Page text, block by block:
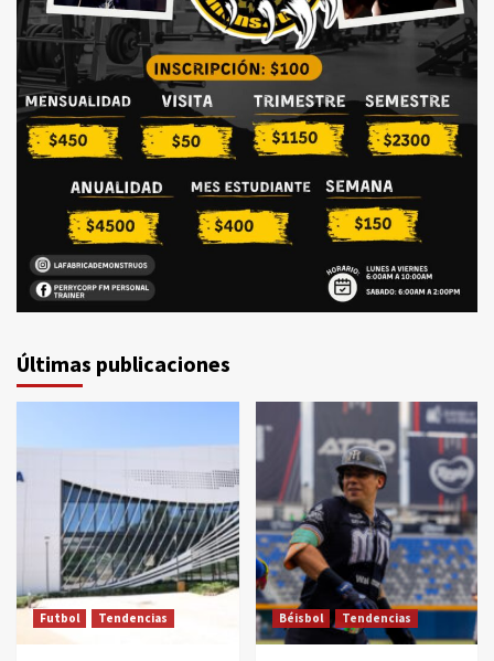
Últimas publicaciones
Futbol Tendencias Béisbol Tendencias